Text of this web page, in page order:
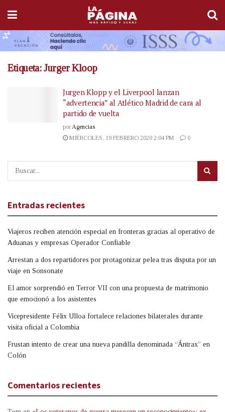
Etiqueta:Jurger Kloop
Jurgen Klopp y el Liverpool lanzan
“advertencia” al Atlético Madrid de cara al
partido de vuelta
por Agencias
MIÉRCOLES, 19 FEBRERO 2020 2:04 PM
0
Entradas recientes
Viajeros reciben atención especial en fronteras gracias al operativo de
Aduanas y empresas Operador Confiable
Arrestan a dos repartidores por protagonizar pelea tras disputa por un
viaje en Sonsonate
El amor sorprendió en Terror VII con una propuesta de matrimonio
que emocionó a los asistentes
Vicepresidente Félix Ulloa fortalece relaciones bilaterales durante
visita oficial a Colombia
Frustan intento de crear una nueva pandilla denominada “Ántrax” en
Colón
Comentarios recientes